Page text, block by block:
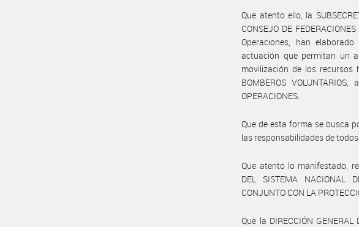
Que atento ello, la
CONSEJO DE
Operaciones, han
actuación que permitan un
movilización de los recursos
BOMBEROS
OPERACIONES.
Que de esta forma se busca
las responsabilidades de
Que atento lo manifestado,
DEL SISTEMA NACIONAL
CONJUNTO CON LA
Que la DIRECCIÓN